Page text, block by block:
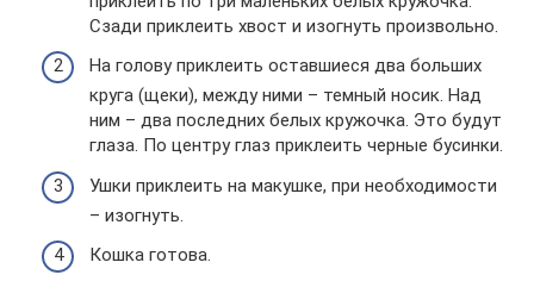
Сзади приклеить хвост и изогнуть произвольно.
На голову приклеить оставшиеся два больших
круга (щеки), между ними – темный носик. Над
ним – два последних белых кружочка. Это будут
глаза. По центру глаз приклеить черные бусинки.
Ушки приклеить на макушке, при необходимости
– изогнуть.
Кошка готова.